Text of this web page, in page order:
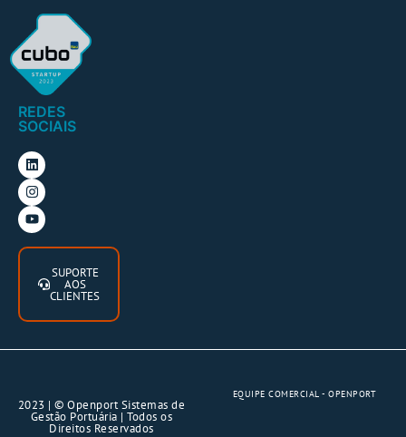
REDES
SOCIAIS
SUPORTE
AOS
CLIENTES
2023 | © Openport Sistemas de
Gestão Portuária | Todos os
Direitos Reservados
EQUIPE COMERCIAL - OPENPORT